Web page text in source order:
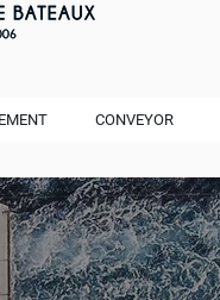
CONVEYOR